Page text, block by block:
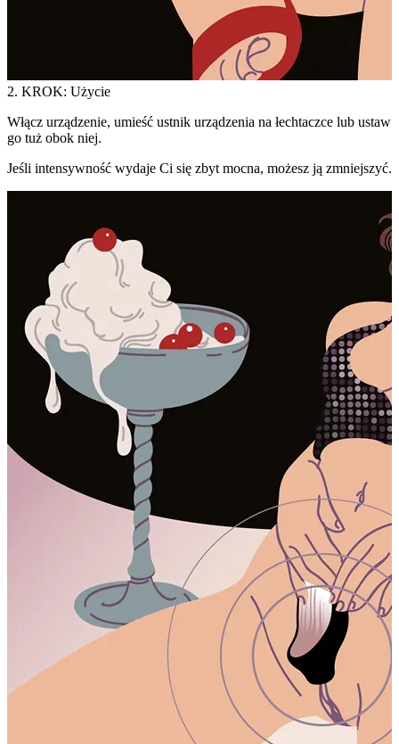
2. KROK: Użycie
Włącz urządzenie, umieść ustnik urządzenia na łechtaczce lub ustaw
go tuż obok niej.
Jeśli intensywność wydaje Ci się zbyt mocna, możesz ją zmniejszyć.